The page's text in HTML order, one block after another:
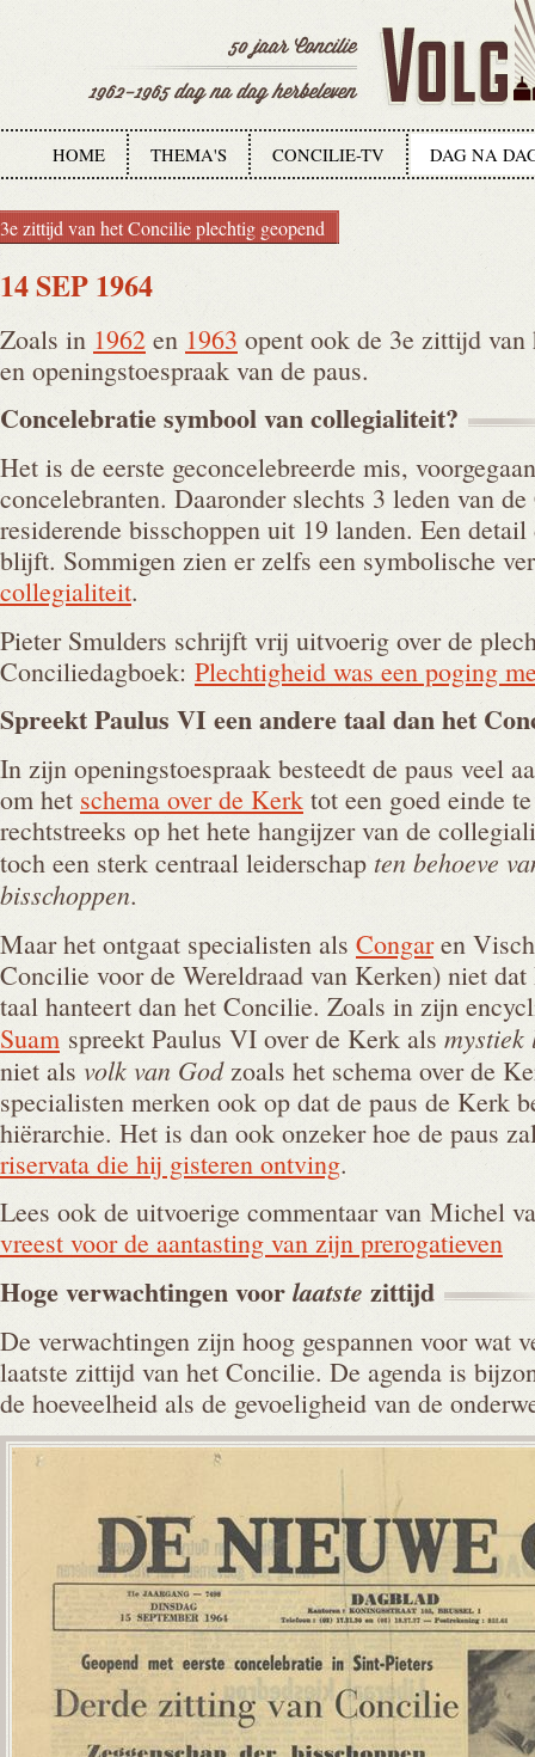
HOME THEMA'S CONCILIE-TV DAG NA
3e zittijd van het Concilie plechtig geopend
14 SEP 1964
Zoals in 1962 en 1963 opent ook de 3e zittijd
en openingstoespraak van de paus.
Concelebratie symbool vancollegialiteit?
Het is de eerste geconcelebreerde mis,
concelebranten. Daaronder slechts 3 leden van
residerende bisschoppen uit 19 landen. Een
blijft. Sommigen zien er zelfs een symbolische
collegialiteit.
Pieter Smulders schrijft vrij uitvoerig over de
Conciliedagboek: Plechtigheid was een poging
Spreekt Paulus VI een andere taal dan het
In zijn openingstoespraak besteedt de paus veel
om het schema over de Kerk tot een goed einde
rechtstreeks op het hete hangijzer van de
toch een sterk centraal leiderschap ten behoeve
bisschoppen.
Maar het ontgaat specialisten als Congaren
Concilie voor de Wereldraad van Kerken) niet
taal hanteert dan het Concilie. Zoals in zijn
Suam spreekt Paulus VI over de Kerk als mystiek
niet als volk van Godzoals het schema over de
specialisten merken ook op dat de paus de Kerk
hiërarchie. Het is dan ook onzeker hoe de paus
riservata die hij gisteren ontving.
Lees ook de uitvoerige commentaar van Michel
vreest voor de aantasting van zijn prerogatieven
Hoge verwachtingen voorlaatste zittijd
De verwachtingen zijn hoog gespannen voor wat
laatste zittijd van het Concilie. De agenda is
de hoeveelheid als de gevoeligheid van de